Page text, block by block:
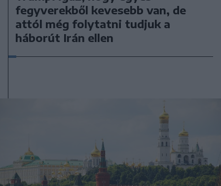
fegyverekből kevesebb van, de
attól még folytatni tudjuk a
háborút Irán ellen